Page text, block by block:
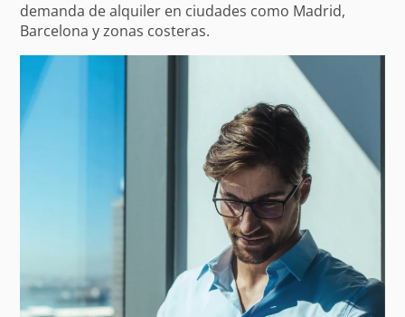
demanda de alquiler en ciudades como Madrid,
Barcelona y zonas costeras.